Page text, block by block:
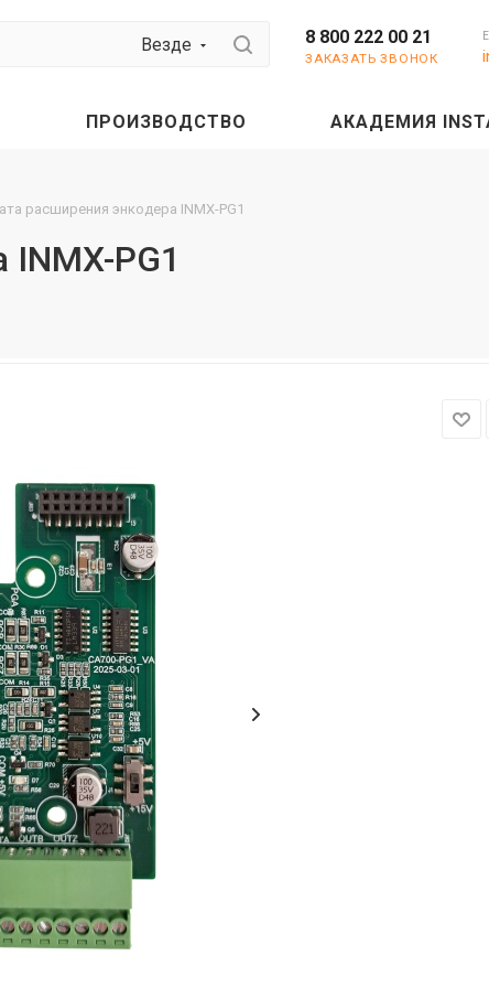
Везде 8 800 222 00 21
ЗАКАЗАТЬ ЗВОНОК
ПРОИЗВОДСТВО АКАДЕМИЯ
расширения энкодера INMX-PG1
PG1